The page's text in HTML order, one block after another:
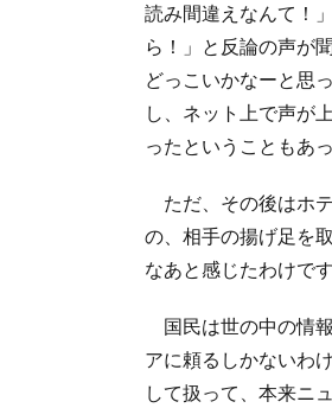
読み間違えなんて！
ら！」と反論の声が
どっこいかなーと思
し、ネット上で声が
ったということもあ
ただ、その後はホ
の、相手の揚げ足を
なあと感じたわけです
国民は世の中の情
アに頼るしかないわ
して扱って、本来ニ